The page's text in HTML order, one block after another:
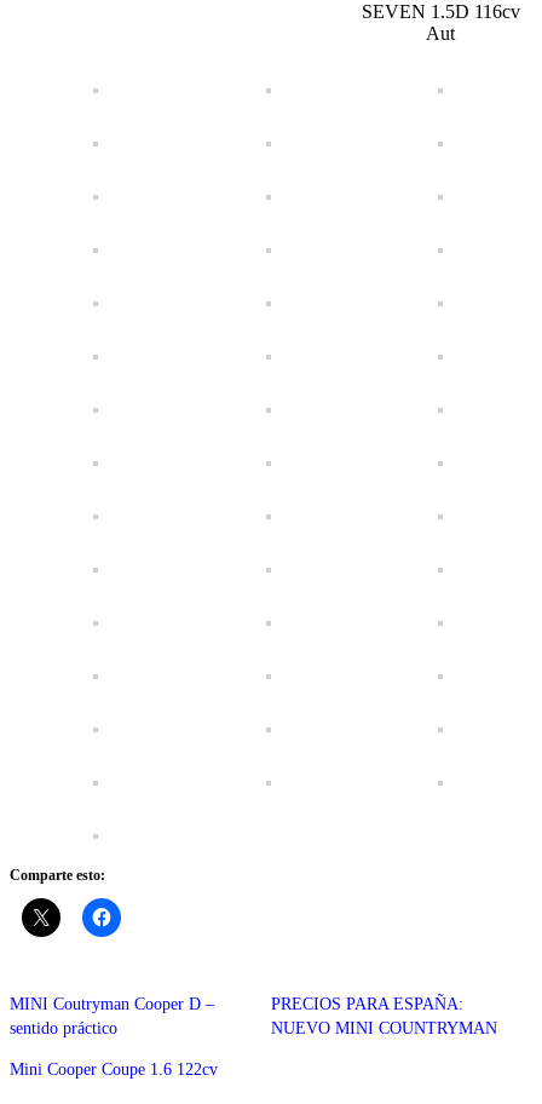
SEVEN 1.5D 116cv
Aut
Comparte esto:
MINI Coutryman Cooper D –
sentido práctico
PRECIOS PARA ESPAÑA:
NUEVO MINI COUNTRYMAN
Mini Cooper Coupe 1.6 122cv